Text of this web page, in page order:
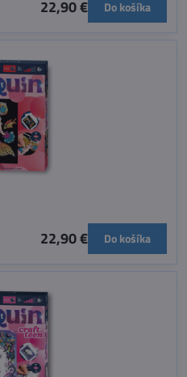
22,90 € Do košíka
22,90 € Do košíka